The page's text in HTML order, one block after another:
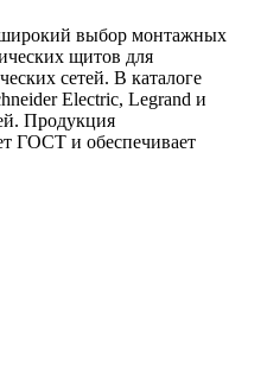
выбор монтажных
щитов для
сетей. В каталоге
Electric, Legrand и
Продукция
ГОСТ и обеспечивает